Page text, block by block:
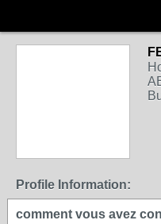
Profile Information:
comment vous avez